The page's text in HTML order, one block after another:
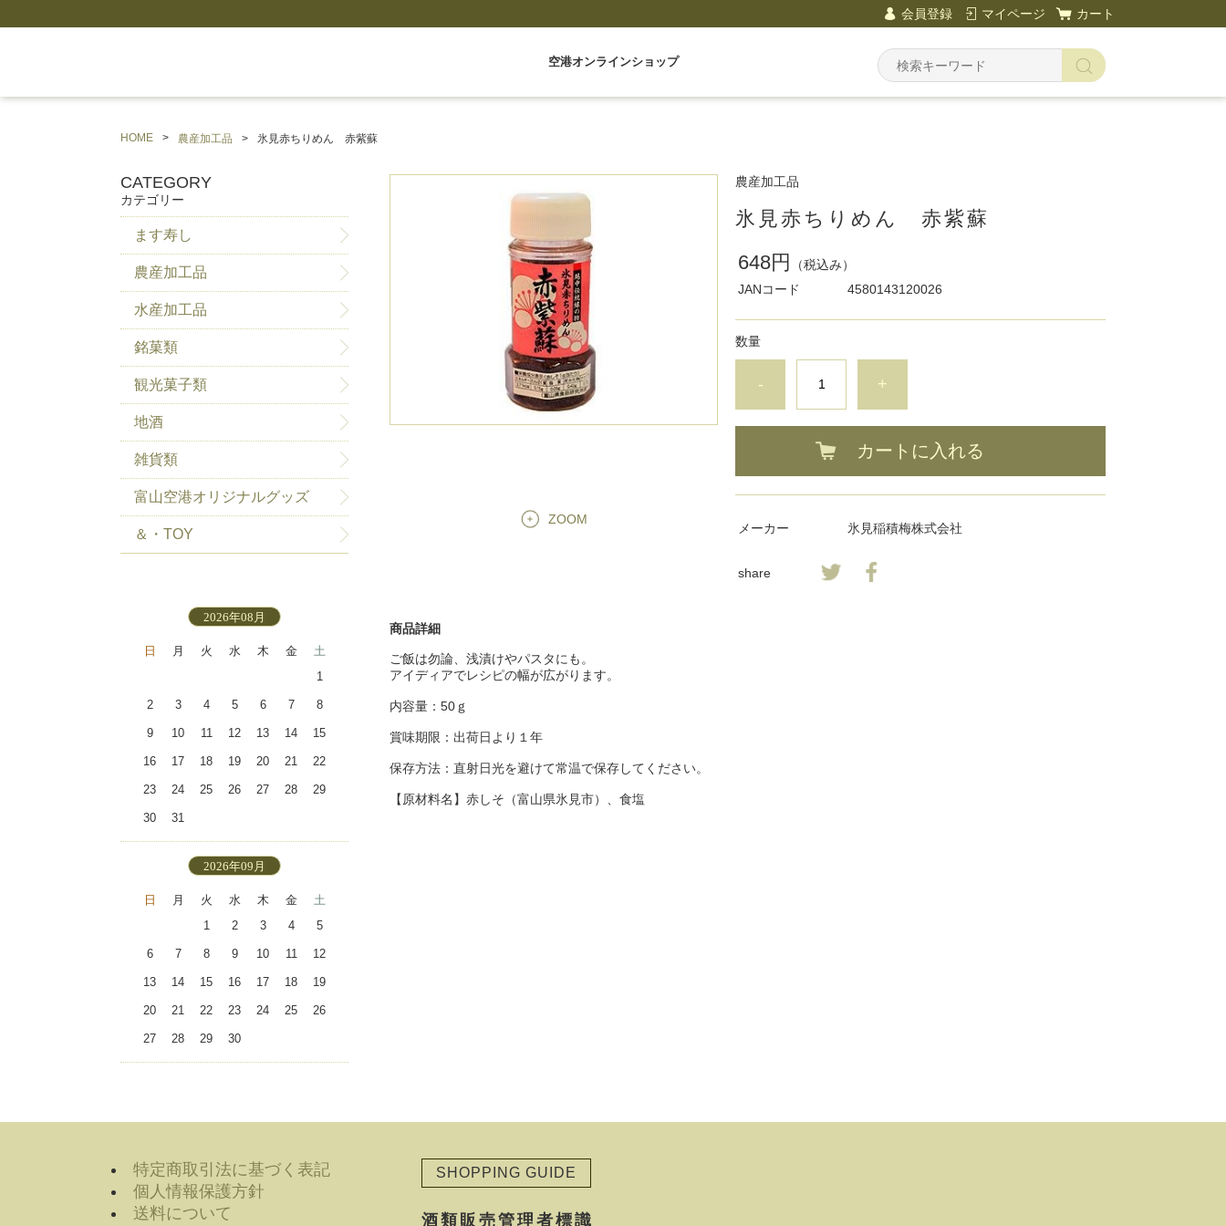
会員登録 マイページ カート
空港オンラインショップ
HOME 農産加工品 氷見赤ちりめん 赤紫蘇
ZOOM
農産加工品
氷見赤ちりめん 赤紫蘇
648円
（税込み）
JANコード
4580143120026
数量
- +
カートに入れる
メーカー 氷見稲積梅株式会社
share
商品詳細
ご飯は勿論、浅漬けやパスタにも。
アイディアでレシピの幅が広がります。
内容量：50ｇ
賞味期限：出荷日より１年
保存方法：直射日光を避けて常温で保存してください。
【原材料名】赤しそ（富山県氷見市）、食塩
CATEGORY
カテゴリー
ます寿し
農産加工品
水産加工品
銘菓類
観光菓子類
地酒
雑貨類
富山空港オリジナルグッズ
＆・TOY
2026年08月
日 月 火 水 木 金
土
1
2 3 4 5 6 7 8
9 10 11 12 13 14 15
16 17 18 19 20 21 22
23 24 25 26 27 28 29
30 31
2026年09月
日 月 火 水 木 金
土
1
2 3 4 5
6 7 8 9 10 11 12
13 14 15 16 17 18 19
20 21 22 23 24 25 26
27 28 29 30
SHOPPING GUIDE
酒類販売管理者標識
特定商取引法に基づく表記
個人情報保護方針
送料について